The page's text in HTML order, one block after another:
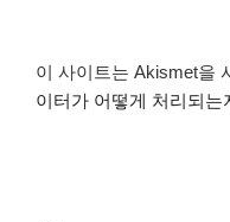
이 사이트는 Akismet을
이터가 어떻게 처리되는